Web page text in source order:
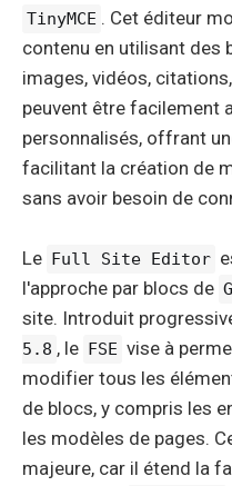
TinyMCE . Cet éditeur
contenu en utilisant des
images, vidéos,
peuvent être facilement
personnalisés, offrant
facilitant la création de
sans avoir besoin de
Le Full Site Editor
l'approche par blocs de
site. Introduit
5.8 , le FSE vise à
modifier tous les
de blocs, y compris les
les modèles de pages.
majeure, car il étend la